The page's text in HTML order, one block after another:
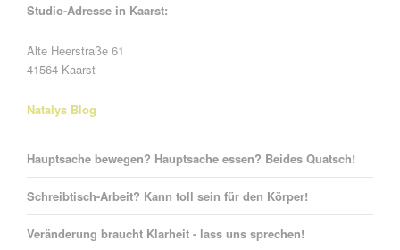
Studio-Adresse in Kaarst:
Alte Heerstraße 61
41564 Kaarst
Natalys Blog
Hauptsache bewegen? Hauptsache essen? Beides Quatsch!
Schreibtisch-Arbeit? Kann toll sein für den Körper!
Veränderung braucht Klarheit - lass uns sprechen!